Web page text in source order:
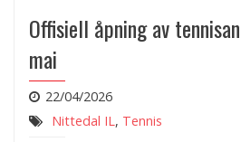
Offisiell åpning av
mai
22/04/2026
Nittedal IL , Tennis